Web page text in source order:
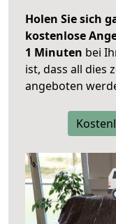
Holen Sie sich
kostenlose
1 Minuten bei
ist, dass all dies
angeboten